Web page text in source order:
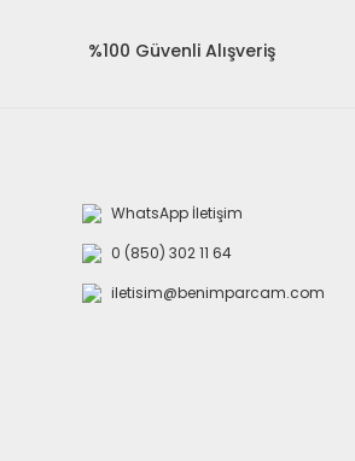
%100 Güvenli Alışveriş
WhatsApp İletişim
0 (850) 302 11 64
iletisim@benimparcam.com